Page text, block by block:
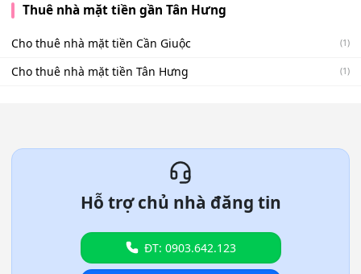
Thuê nhà mặt tiền gần Tân Hưng
Cho thuê nhà mặt tiền Cần Giuộc (1)
Cho thuê nhà mặt tiền Tân Hưng (1)
Hỗ trợ chủ nhà đăng tin
ĐT: 0903.642.123